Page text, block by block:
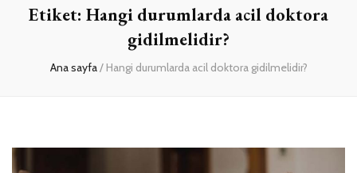
Rehberi
Etiket: Hangi durumlarda acil doktora
gidilmelidir?
Ana sayfa/ Hangi durumlarda acil doktora gidilmelidir?